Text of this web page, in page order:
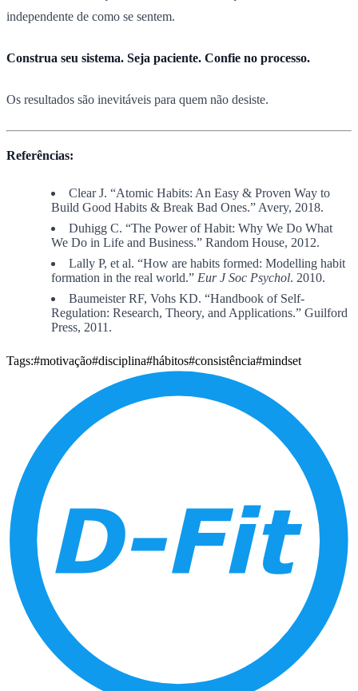
independente de como se sentem.
Construa seu sistema. Seja paciente. Confie no processo.
Os resultados são inevitáveis para quem não desiste.
Referências:
Clear J. “Atomic Habits: An Easy & Proven Way to
Build Good Habits & Break Bad Ones.” Avery, 2018.
Duhigg C. “The Power of Habit: Why We Do What
We Do in Life and Business.” Random House, 2012.
Lally P, et al. “How are habits formed: Modelling habit
formation in the real world.” Eur J Soc Psychol. 2010.
Baumeister RF, Vohs KD. “Handbook of Self-
Regulation: Research, Theory, and Applications.” Guilford
Press, 2011.
Tags:#motivação#disciplina#hábitos#consistência#mindset